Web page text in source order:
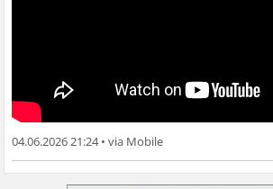
04.06.2026 21:24•